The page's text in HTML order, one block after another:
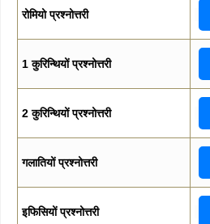
रोमियो प्रश्नोत्तरी
1 कुरिन्थियों प्रश्नोत्तरी
2 कुरिन्थियों प्रश्नोत्तरी
गलातियों प्रश्नोत्तरी
इफिसियों प्रश्नोत्तरी